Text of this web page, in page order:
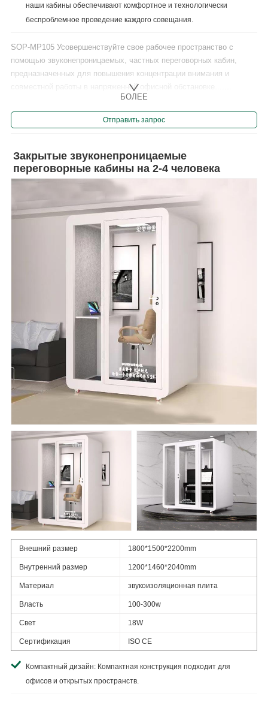
наши кабины обеспечивают комфортное и технологически
беспроблемное проведение каждого совещания.
SOP-MP105 Усовершенствуйте свое рабочее пространство с
помощью звуконепроницаемых, частных переговорных кабин,
предназначенных для повышения концентрации внимания и
совместной работы в напряженной офисной обстановке.......
БОЛЕЕ
Отправить запрос
Закрытые звуконепроницаемые
переговорные кабины на 2-4 человека
Внешний размер 1800*1500*2200mm
Внутренний размер 1200*1460*2040mm
Материал звукоизоляционная плита
Власть 100-300w
Свет 18W
Сертификация ISO CE
Компактный дизайн: Компактная конструкция подходит для
офисов и открытых пространств.